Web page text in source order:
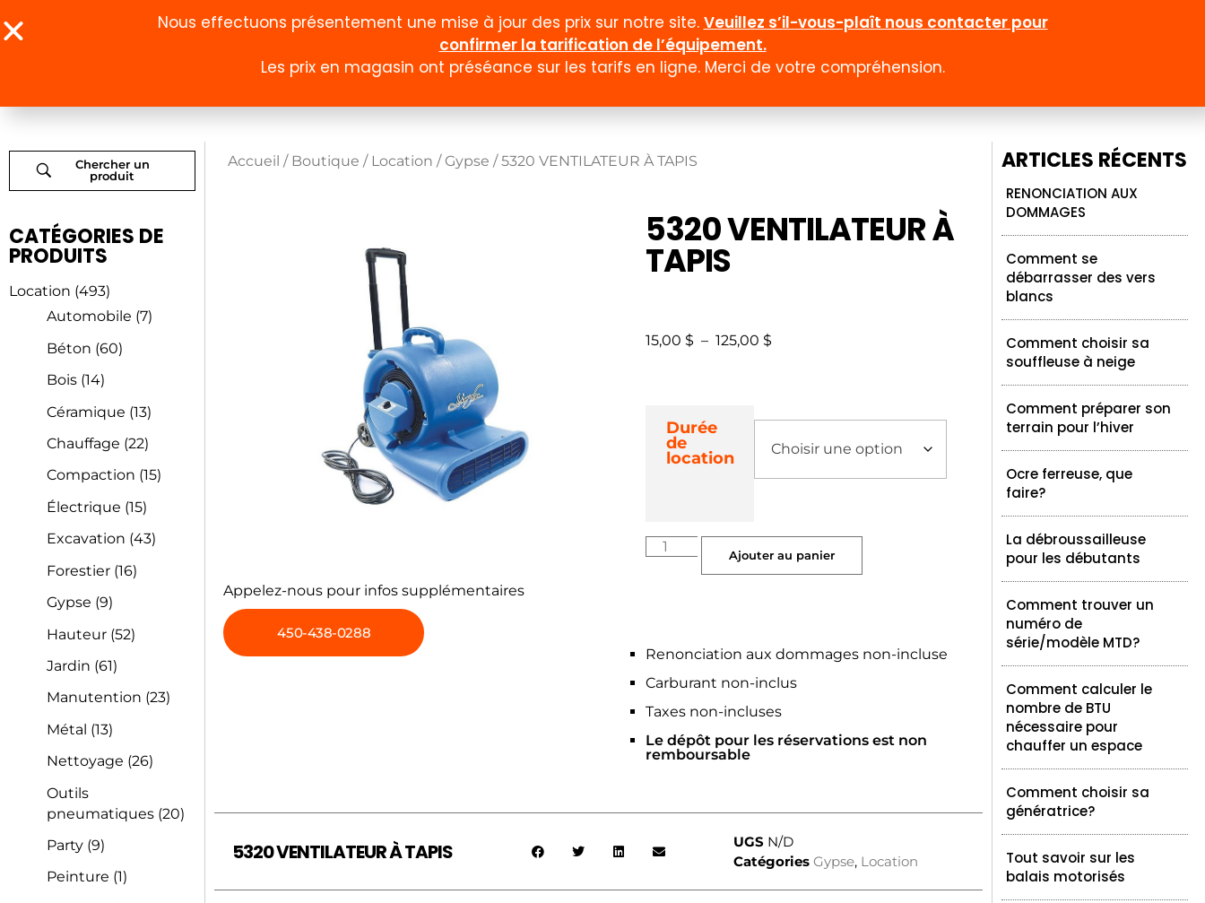
À propos Boutique Documentation Formulaires Promotion et rabais Emploi
Chercher un
produit
CATÉGORIES DE
PRODUITS
Location (493)
Automobile (7)
Béton (60)
Bois (14)
Céramique (13)
Chauffage (22)
Compaction (15)
Électrique (15)
Excavation (43)
Forestier (16)
Gypse (9)
Hauteur (52)
Jardin (61)
Manutention (23)
Métal (13)
Nettoyage (26)
Outils
pneumatiques (20)
Party (9)
Peinture (1)
Accueil / Boutique / Location / Gypse / 5320 VENTILATEUR À TAPIS
Appelez-nous pour infos supplémentaires
450-438-0288
5320 VENTILATEUR À
TAPIS
15,00 $ – 125,00 $
Durée
de
location
Ajouter au panier
Renonciation aux dommages non-incluse
Carburant non-inclus
Taxes non-incluses
Le dépôt pour les réservations est non
remboursable
5320 VENTILATEUR À TAPIS UGS N/D
Catégories Gypse, Location
ARTICLES RÉCENTS
RENONCIATION AUX
DOMMAGES
Comment se
débarrasser des vers
blancs
Comment choisir sa
souffleuse à neige
Comment préparer son
terrain pour l’hiver
Ocre ferreuse, que
faire?
La débroussailleuse
pour les débutants
Comment trouver un
numéro de
série/modèle MTD?
Comment calculer le
nombre de BTU
nécessaire pour
chauffer un espace
Comment choisir sa
génératrice?
Tout savoir sur les
balais motorisés
Nous effectuons présentement une mise à jour des prix sur notre site. Veuillez s’il-vous-plaît nous contacter pour
confirmer la tarification de l’équipement.
Les prix en magasin ont préséance sur les tarifs en ligne. Merci de votre compréhension.